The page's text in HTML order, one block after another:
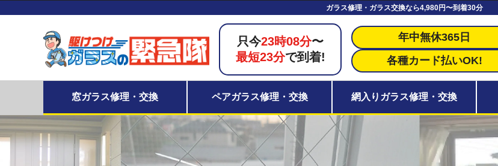
ガラス修理・ガラス交換なら4,980円〜到着30分
只今23時08分〜
最短23分で到着!
年中無休365日
各種カード払いOK!
窓ガラス修理・交換 ペアガラス修理・交換 網入りガラス修理・交換